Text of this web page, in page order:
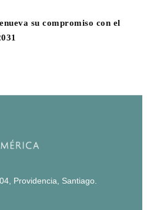
su compromiso con el
Providencia, Santiago.